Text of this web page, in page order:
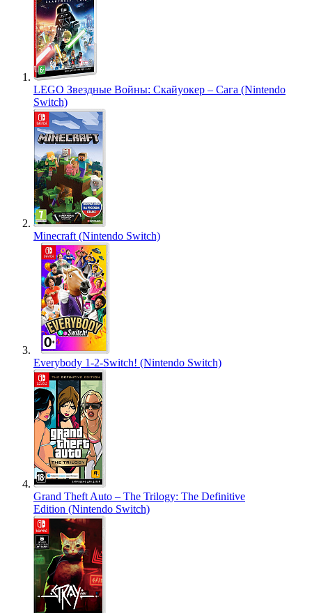
LEGO Звездные Войны: Скайуокер – Сага (Nintendo
Switch)
Minecraft (Nintendo Switch)
Everybody 1-2-Switch! (Nintendo Switch)
Grand Theft Auto – The Trilogy: The Definitive
Edition (Nintendo Switch)